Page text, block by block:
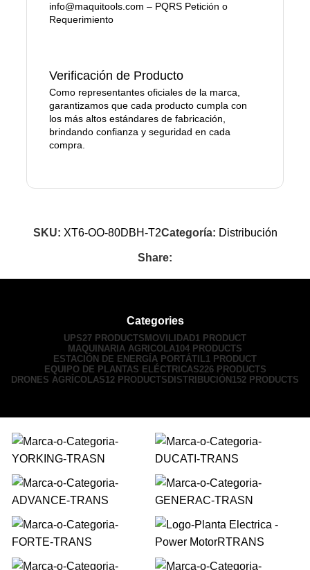
info@maquitools.com – PQRS Petición o
Requerimiento
Verificación de Producto
Como representantes oficiales de la marca,
garantizamos que cada producto cumpla con
los más altos estándares de fabricación,
brindando confianza y seguridad en cada
compra.
SKU: XT6-OO-80DBH-T2Categoría: Distribución
Share:
Categories
UPS27 PRODUCTS MOVILIDAD1 PRODUCT
MAQUINARIA AGRICOLA104 PRODUCTS
ESTACIÓN DE ENERGÍA PORTÁTIL1 PRODUCT
EQUIPO DE PLANTAS ELÉCTRICAS226 PRODUCTS
DRONES AGRÍCOLAS12 PRODUCTS DISTRIBUCIÓN 152 PRODUCTS